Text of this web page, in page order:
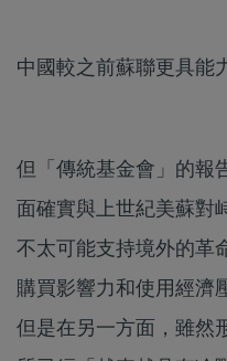
中國較之前蘇聯更具能
但「傳統基金會」的報
面確實與上世紀美蘇對
不太可能支持境外的革
購買影響力和使用經濟
但是在另一方面，雖然